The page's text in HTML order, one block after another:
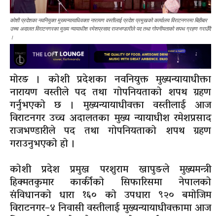
कोशी प्रदेशका नवनियुक्त मुख्यन्यायाधिवक्ता नारायण वस्तीलाई प्रदेश प्रमुखको कार्यालय विराटनगरमा बिहीबार
उच्च अदालत विराटनगरका मुख्य न्यायाधीश रमेशप्रसाद राजभण्डारीले पद तथा गोपनीयताको सपथ ग्रहण गराउँदै
।
मोरङ । कोशी प्रदेशका नवनियुक्त मुख्यन्यायाधीक्ता
नारायण वस्तीले पद तथा गोपनियताको शपथ ग्रहण
गर्नुभएको छ । मुख्यन्यायाधीवक्ता वस्तीलाई आज
विराटनगर उच्च अदालतका मुख्य न्यायाधीश रमेशप्रसाद
राजभण्डारीले पद तथा गोपनियताको शपथ ग्रहण
गराउनुभएको हो ।
कोशी प्रदेश प्रमुख परशुराम खापुङले मुख्यमन्त्री
हिक्मतकुमार कार्कीको सिफारिसमा नेपालको
संविधानको धारा १६० को उपधारा ९२० बमोजिम
विराटनगर–४ निवासी वस्तीलाई मुख्यन्यायाधीवक्तामा आज